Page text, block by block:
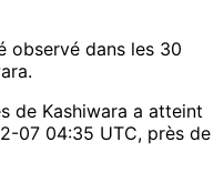
observé dans les 30
de Kashiwara a atteint
07 04:35 UTC, près de